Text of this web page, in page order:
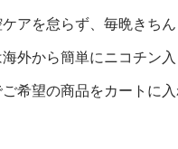
アを怠らず、毎晩きち
外から簡単にニコチン
希望の商品をカートに